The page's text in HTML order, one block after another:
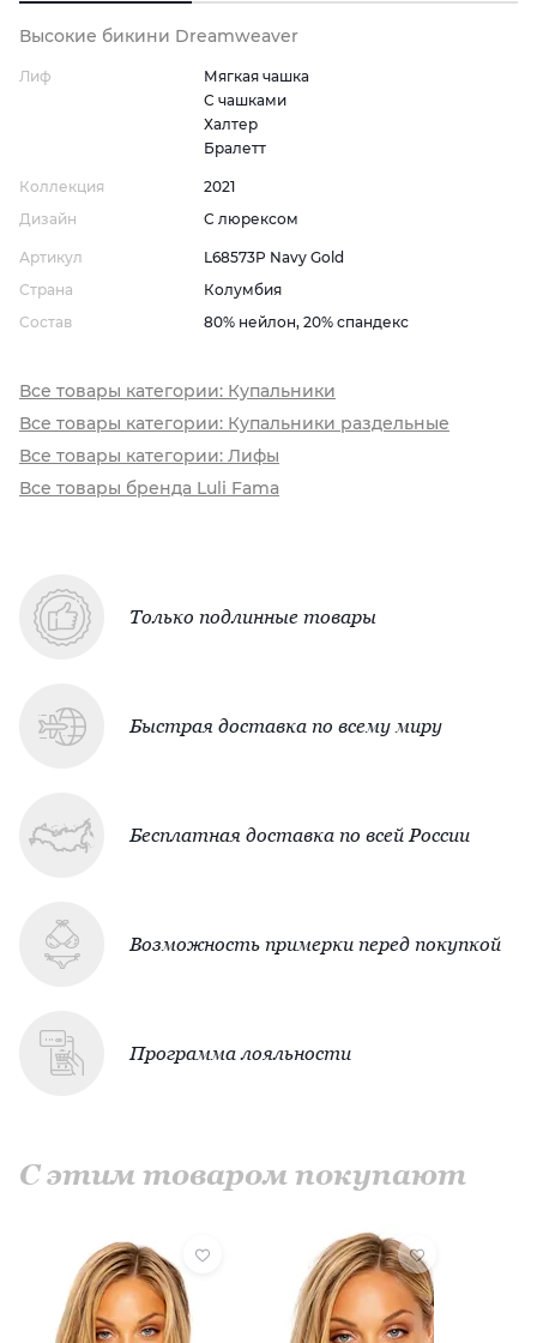
Высокие бикини Dreamweaver
Лиф
Мягкая чашка
С чашками
Халтер
Бралетт
Коллекция
2021
Дизайн
С люрексом
Артикул
L68573P Navy Gold
Страна
Колумбия
Состав
80% нейлон, 20% спандекс
Все товары категории: Купальники
Все товары категории: Купальники раздельные
Все товары категории: Лифы
Все товары бренда Luli Fama
Только подлинные товары
Быстрая доставка по всему миру
Бесплатная доставка по всей России
Возможность примерки перед покупкой
Программа лояльности
С этим товаром покупают